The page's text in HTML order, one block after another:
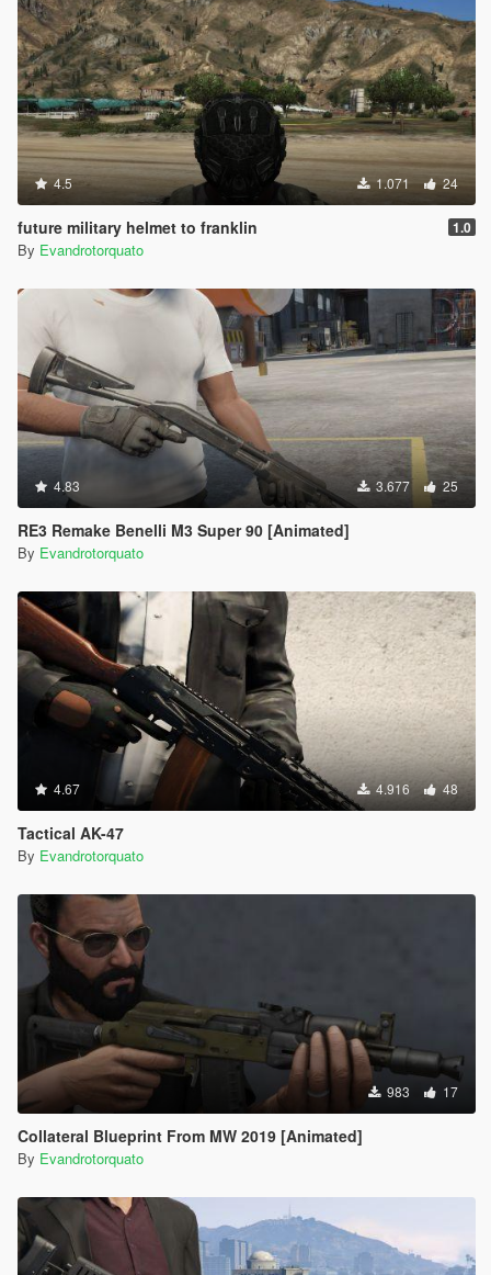
4.5 1.071 24
future military helmet to franklin 1.0
By Evandrotorquato
4.83 3.677 25
RE3 Remake Benelli M3 Super 90 [Animated]
By Evandrotorquato
4.67 4.916 48
Tactical AK-47
By Evandrotorquato
983 17
Collateral Blueprint From MW 2019 [Animated]
By Evandrotorquato